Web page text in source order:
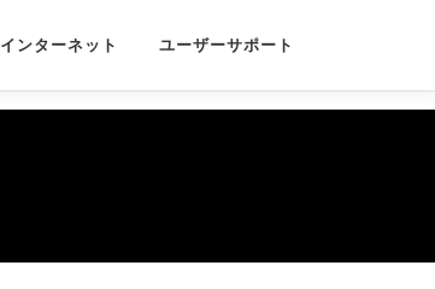
インターネット ユーザーサポート